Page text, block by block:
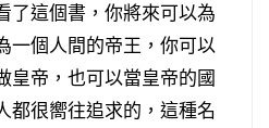
了這個書，你將來可以為
一個人間的帝王，你可以
皇帝，也可以當皇帝的國
都很嚮往追求的，這種名